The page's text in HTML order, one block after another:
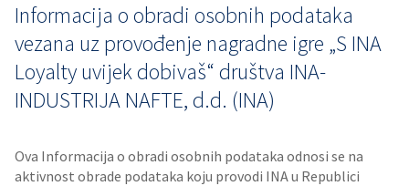
Informacija o obradi osobnih podataka
vezana uz provođenje nagradne igre „S INA
Loyalty uvijek dobivaš“ društva INA-
INDUSTRIJA NAFTE, d.d. (INA)
Ova Informacija o obradi osobnih podataka odnosi se na
aktivnost obrade podataka koju provodi INA u Republici